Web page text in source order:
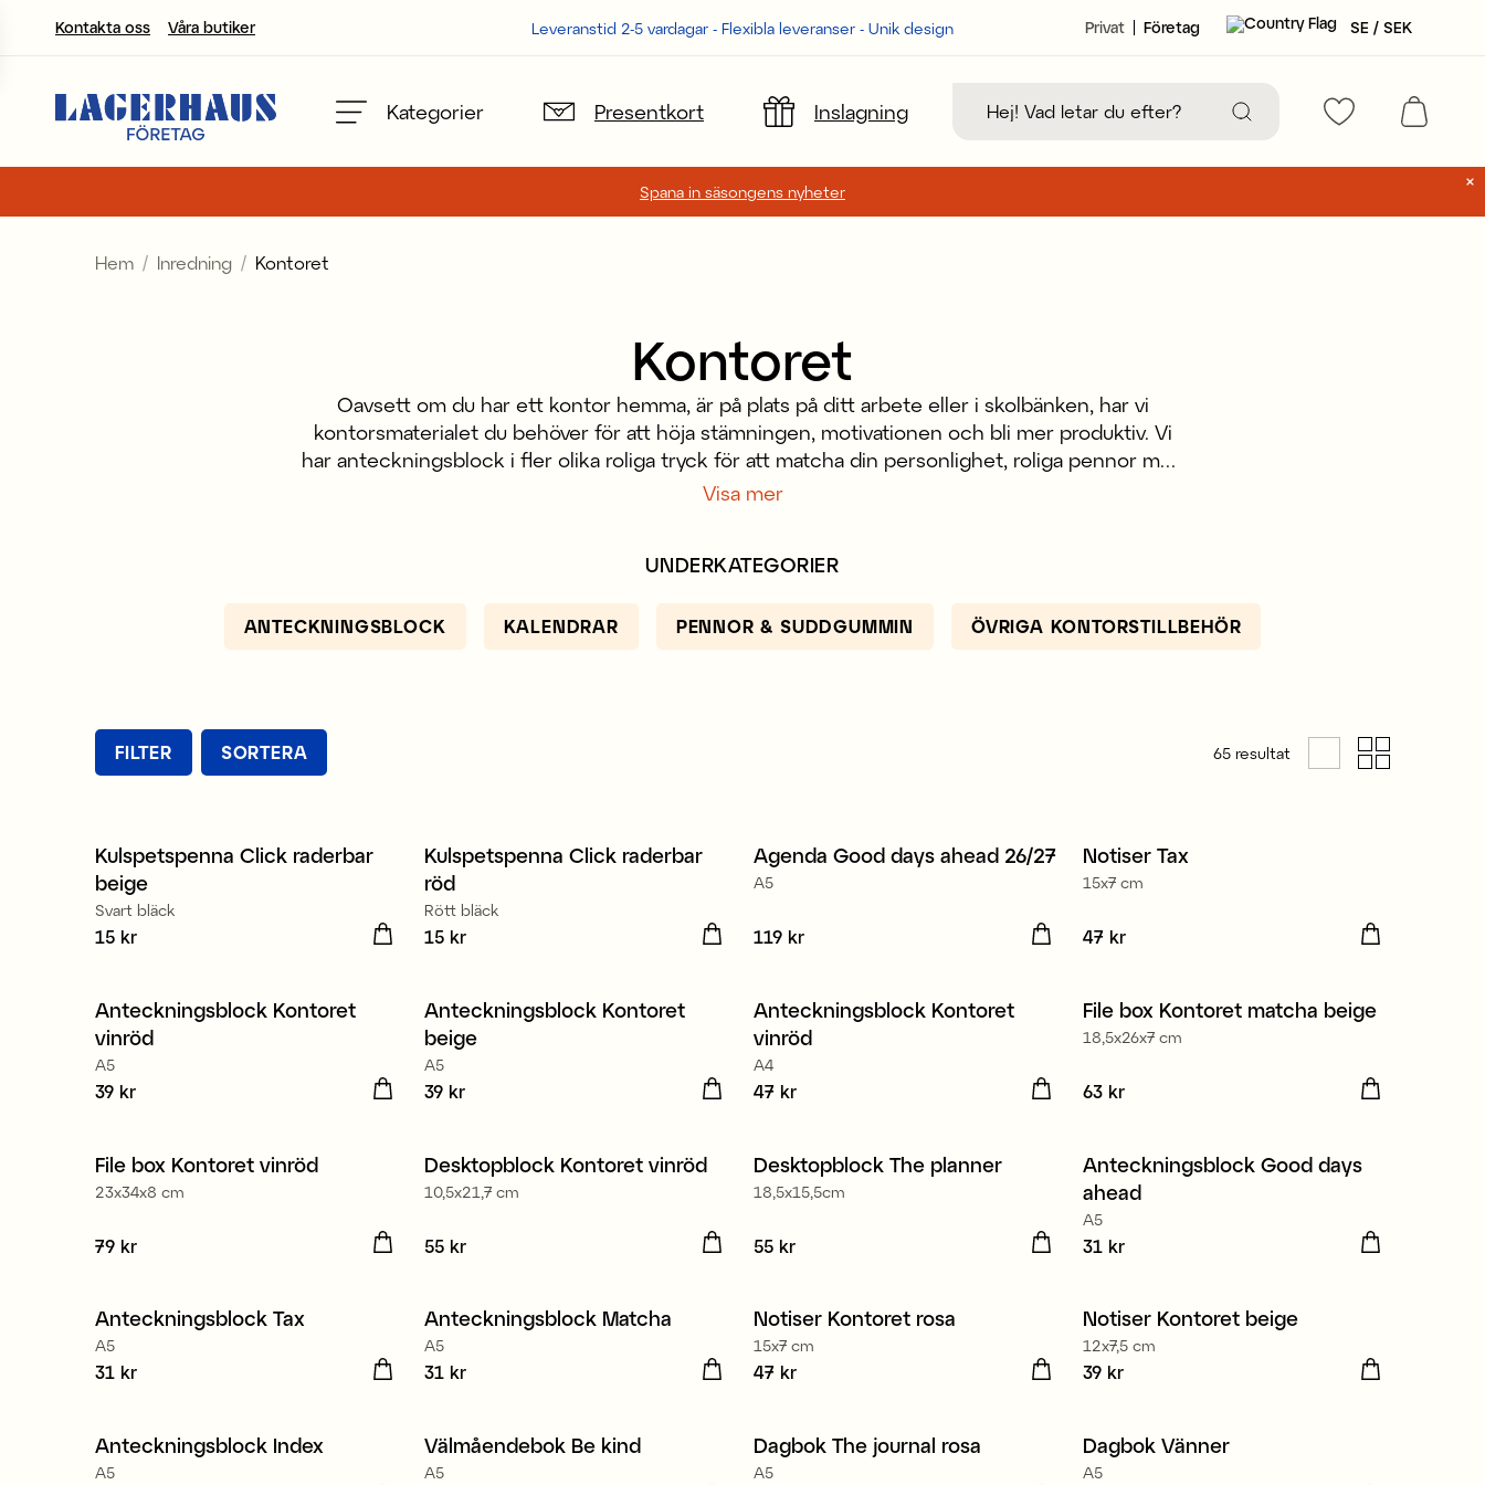
Kontakta oss Våra butiker Leveranstid 2-5 vardagar - Flexibla leveranser - Unik design Privat Företag SE / SEK
Kategorier Presentkort Inslagning
Spana in säsongens nyheter
Välj språk / valuta
FI / EUR
NO / NKR
Hem Inredning Kontoret
Kontoret
Oavsett om du har ett kontor hemma, är på plats på ditt arbete eller i skolbänken, har vi
kontorsmaterialet du behöver för att höja stämningen, motivationen och bli mer produktiv. Vi
har anteckningsblock i fler olika roliga tryck för att matcha din personlighet, roliga pennor men
också vanliga blyertspennor och kalendrar för din planering.
Visa mer
UNDERKATEGORIER
ANTECKNINGSBLOCK KALENDRAR PENNOR & SUDDGUMMIN ÖVRIGA KONTORSTILLBEHÖR
FILTER SORTERA 65 resultat
Nyhet
Kulspetspenna Click raderbar
beige
Svart bläck
Pris:
15 kr
Nyhet
Kulspetspenna Click raderbar
röd
Rött bläck
Pris:
15 kr
Nyhet
Agenda Good days ahead 26/27
A5
Pris :119 kr
119 kr
Nyhet
Notiser Tax
15x7 cm
Pris:
47 kr
Nyhet
Anteckningsblock Kontoret
vinröd
A5
Pris:
39 kr
Nyhet
Anteckningsblock Kontoret
beige
A5
Pris:
39 kr
Nyhet
Anteckningsblock Kontoret
vinröd
A4
Pris:
47 kr
Nyhet
File box Kontoret matcha beige
18,5x26x7 cm
Pris:
63 kr
Nyhet
File box Kontoret vinröd
23x34x8 cm
Pris:
79 kr
Nyhet
Desktopblock Kontoret vinröd
10,5x21,7 cm
Pris:
55 kr
Nyhet
Desktopblock The planner
18,5x15,5cm
Pris:
55 kr
Nyhet
Anteckningsblock Good days
ahead
A5
Pris:
31 kr
Nyhet
Anteckningsblock Tax
A5
Pris:
31 kr
Nyhet
Anteckningsblock Matcha
A5
Pris:
31 kr
Nyhet
Notiser Kontoret rosa
15x7 cm
Pris:
47 kr
Nyhet
Notiser Kontoret beige
12x7,5 cm
Pris:
39 kr
Nyhet
Anteckningsblock Index
A5
Nyhet
Välmåendebok Be kind
A5
Nyhet
Dagbok The journal rosa
A5
Nyhet
Dagbok Vänner
A5